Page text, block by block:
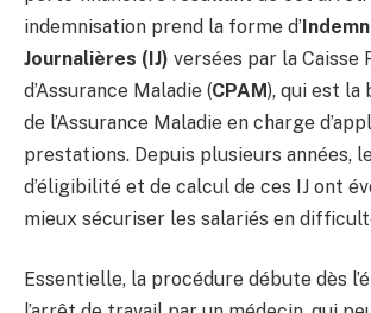
indemnisation prend la forme d’
Journalières (IJ) versées par la Caisse
d’Assurance Maladie (CPAM), qui est la
de l’Assurance Maladie en charge
prestations. Depuis plusieurs années,
d’éligibilité et de calcul de ces IJ ont
mieux sécuriser les salariés en
Essentielle, la procédure débute dès